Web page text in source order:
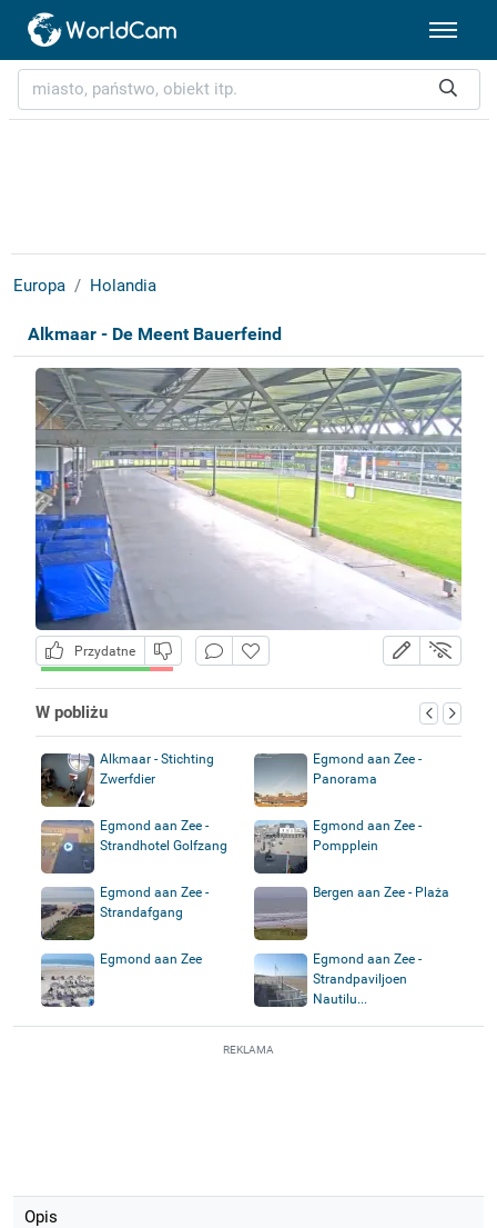
Europa Holandia
Alkmaar - De Meent Bauerfeind
Przydatne
W pobliżu
Alkmaar - Stichting
Zwerfdier
Egmond aan Zee -
Panorama
Egmond aan Zee -
Strandhotel Golfzang
Egmond aan Zee -
Pompplein
Egmond aan Zee -
Strandafgang
Bergen aan Zee - Plaża
Egmond aan Zee
Egmond aan Zee -
Strandpaviljoen
Nautilu...
REKLAMA
Opis